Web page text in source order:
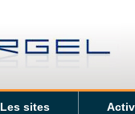
Les sites